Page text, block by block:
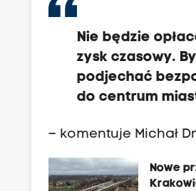
Nie będzie
zysk czasowy.
podjechać
do centrum
– komentuje Michał
Nowe